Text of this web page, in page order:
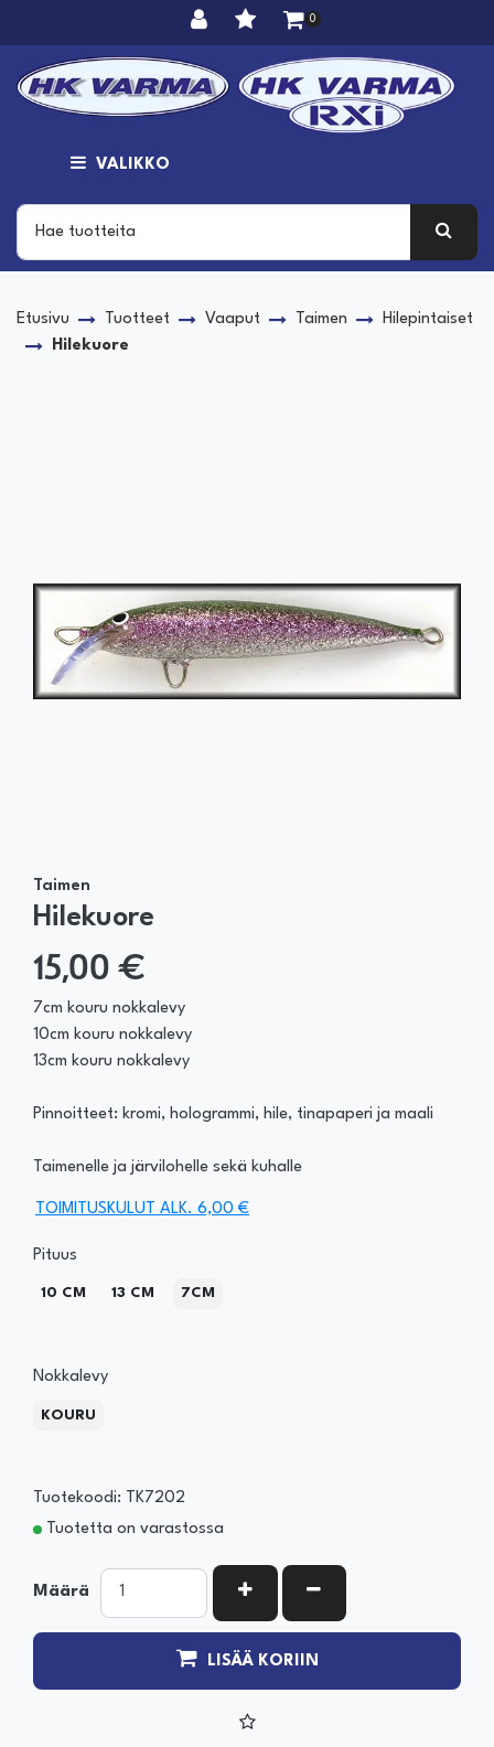
0
VALIKKO
Etusivu Tuotteet Vaaput Taimen
Hilepintaiset
Hilekuore
Taimen
Hilekuore
15,00 €
7cm kouru nokkalevy
10cm kouru nokkalevy
13cm kouru nokkalevy
Pinnoitteet: kromi, hologrammi, hile, tinapaperi ja maali
Taimenelle ja järvilohelle sekä kuhalle
TOIMITUSKULUT ALK. 6,00 €
Pituus
10 CM 13 CM 7CM
Nokkalevy
KOURU
Tuotekoodi: TK7202
Tuotetta on varastossa
Määrä KASVATA MÄÄRÄÄ
VÄHENNÄ MÄÄRÄÄ
LISÄÄ KORIIN